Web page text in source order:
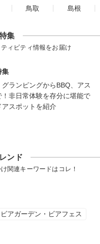
鳥取 島根
集
ィビティ情報をお届け
集
ランピングからBBQ、アス
！非日常体験を存分に堪能で
アスポットを紹介
ンド
関連キーワードはコレ！
ビアガーデン・ビアフェス